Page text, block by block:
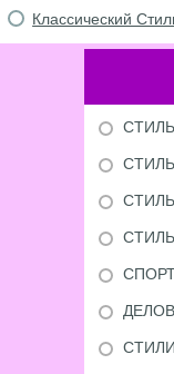
Классический